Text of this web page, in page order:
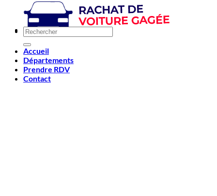
Accueil
Départements
Prendre RDV
Contact